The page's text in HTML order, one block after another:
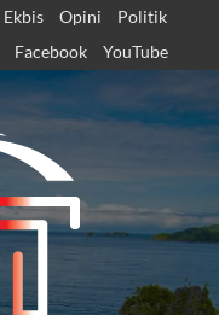
Ekbis Opini
Politik
Facebook YouTube